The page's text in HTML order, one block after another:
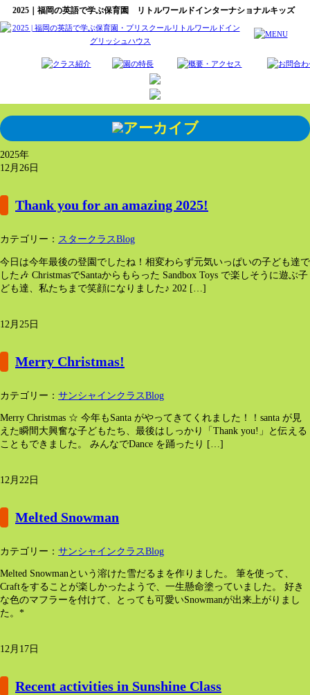
2025｜福岡の英語で学ぶ保育園 リトルワールドインターナショナルキッズ
2025年
12月26日
Thank you for an amazing 2025!
カテゴリー： スタークラスBlog
今日は今年最後の登園でしたね！相変わらず元気いっぱいの子ども達で
した🎶 ChristmasでSantaからもらった Sandbox Toys で楽しそうに遊ぶ子
ども達、私たちまで笑顔になりました♪ 202 […]
12月25日
Merry Christmas!
カテゴリー： サンシャインクラスBlog
Merry Christmas ☆ 今年もSanta がやってきてくれました！！santa が見
えた瞬間大興奮な子どもたち、最後はしっかり「Thank you!」と伝える
こともできました。 みんなでDance を踊ったり […]
12月22日
Melted Snowman
カテゴリー： サンシャインクラスBlog
Melted Snowmanという溶けた雪だるまを作りました。 筆を使って、
Craftをすることが楽しかったようで、一生懸命塗っていました。 好き
な色のマフラーを付けて、とっても可愛いSnowmanが出来上がりまし
た。*
12月17日
Recent activities in Sunshine Class